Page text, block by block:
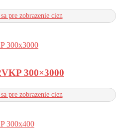
pre zobrazenie cien
300×3000
pre zobrazenie cien